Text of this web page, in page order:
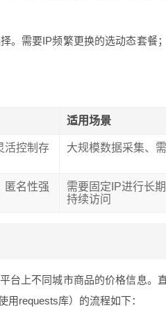
。需要IP频繁更换的选动态套餐
适用场景
活控制存
大规模数据采集、
匿名性强
需要固定IP进行长
持续访问
台上不同城市商品的价格信息。
requests库）的流程如下：